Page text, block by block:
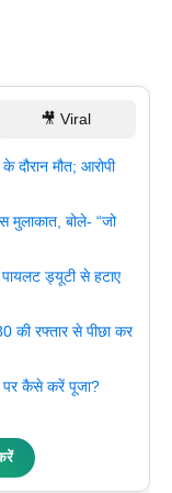
🎥 Viral
दौरान मौत; आरोपी
बोले- “जो
पायलट ड्यूटी से हटाए
की रफ्तार से पीछा कर
कैसे करें पूजा?